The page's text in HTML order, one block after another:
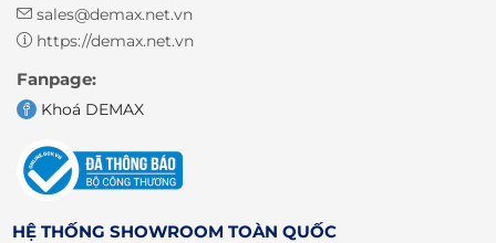
sales@demax.net.vn
https://demax.net.vn
Fanpage:
Khoá DEMAX
HỆ THỐNG SHOWROOM TOÀN QUỐC